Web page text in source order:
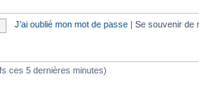
J’ai oublié mon mot de passe Se souvenir de
ces 5 dernières minutes)